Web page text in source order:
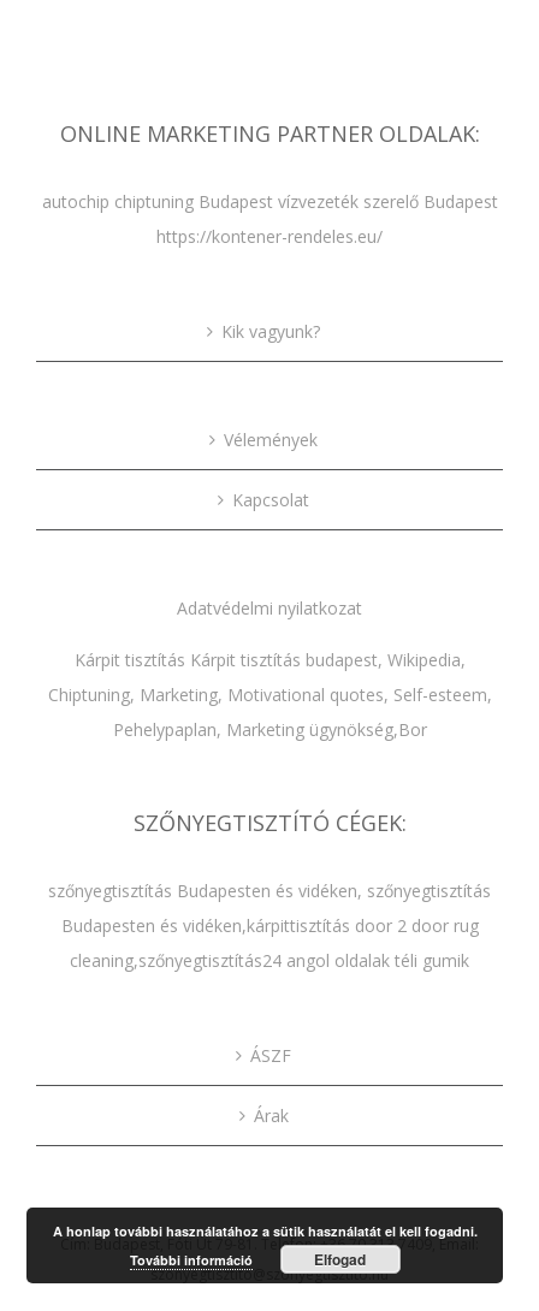
ONLINE MARKETING PARTNER OLDALAK:
autochip chiptuning Budapest vízvezeték szerelő Budapest
https://kontener-rendeles.eu/
Kik vagyunk?
Vélemények
Kapcsolat
Adatvédelmi nyilatkozat
Kárpit tisztítás Kárpit tisztítás budapest, Wikipedia,
Chiptuning, Marketing, Motivational quotes, Self-esteem,
Pehelypaplan, Marketing ügynökség,Bor
SZŐNYEGTISZTÍTÓ CÉGEK:
szőnyegtisztítás Budapesten és vidéken, szőnyegtisztítás
Budapesten és vidéken,kárpittisztítás door 2 door rug
cleaning,szőnyegtisztítás24 angol oldalak téli gumik
ÁSZF
Árak
Cím: Budapest, Fóti Út 79-81. Telefon: +36 70 313 7409, Email:
szonyegtisztito@szonyegtisztito.hu
A honlap további használatához a sütik használatát el kell fogadni.
További információ
Elfogad